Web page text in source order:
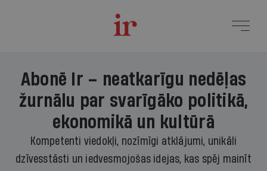
Abonē Ir – neatkarīgu nedēļas
žurnālu par svarīgāko politikā,
ekonomikā un kultūrā
Kompetenti viedokļi, nozīmīgi atklājumi, unikāli
dzīvesstāsti un iedvesmojošas idejas, kas spēj mainīt